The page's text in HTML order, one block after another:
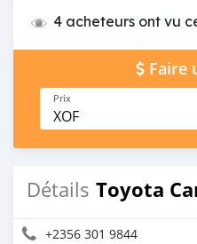
4 acheteurs ont vu
Faire
Prix
XOF
Détails Toyota
+2356 301 9844